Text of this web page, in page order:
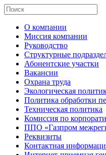
О компании
Миссия компании
Руководство
Структурные
Абонентские участки
Вакансии
Охрана труда
Экологическая
Политика обработки
Техническая политика
Комиссия по
ППО «Газпром
Реквизиты
Контактная